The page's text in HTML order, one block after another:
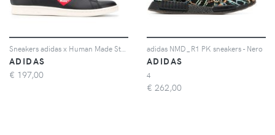
ADIDAS
€ 197,00
adidas NMD_R1 PK sneakers - Nero
ADIDAS
4
€ 262,00